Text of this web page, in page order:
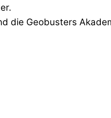
die Geobusters